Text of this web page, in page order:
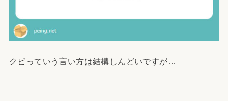
クビっていう言い方は結構しんどいですが…